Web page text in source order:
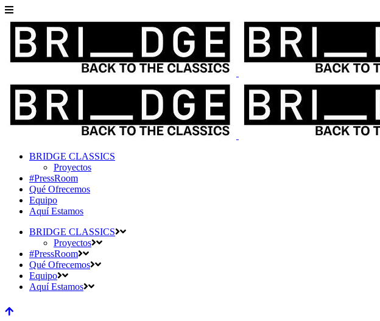
BRIDGE CLASSICS
Proyectos
#PressRoom
Qué Ofrecemos
Equipo
Aquí Estamos
BRIDGE CLASSICS
Proyectos
#PressRoom
Qué Ofrecemos
Equipo
Aquí Estamos